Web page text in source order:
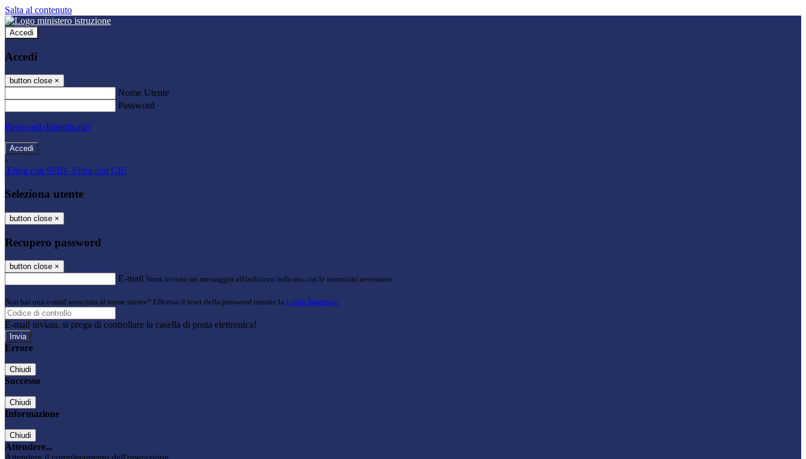
Salta al contenuto
Accedi
Accedi
button close ×
Nome Utente
Password
Password dimenticata?
-
Entra con SPID Entra con CIE
Seleziona utente
button close ×
Recupero password
button close ×
E-mail Verrà inviato un messaggio all'indirizzo indicato con le istruzioni necessarie.
Non hai una e-mail associata al nome utente? Effettua il reset della password tramite la Login Spaggiari
E-mail inviata, si prega di controllare la casella di posta elettronica!
Errore
Chiudi
Successo
Chiudi
Informazione
Chiudi
Attendere...